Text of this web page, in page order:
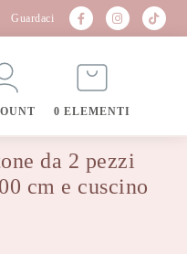
Guardaci
0 ELEMENTI
da 2 pezzi
cm e cuscino